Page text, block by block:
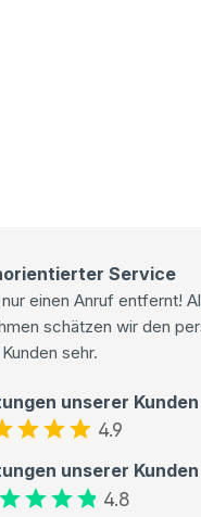
Service
einen Anruf entfernt!
schätzen wir den
sehr.
unserer
4.9
unserer
4.8